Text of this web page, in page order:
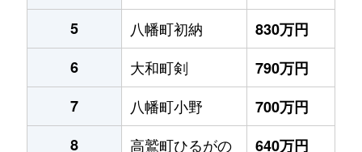
5
八幡町初納
830万円
6
大和町剣
790万円
7
八幡町小野
700万円
8
高鷲町ひるがの
640万円